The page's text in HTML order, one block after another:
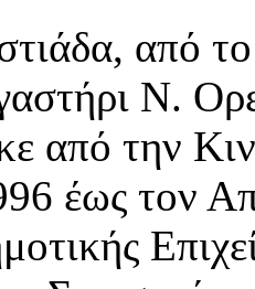
από το
Ν.
από την
έως τον